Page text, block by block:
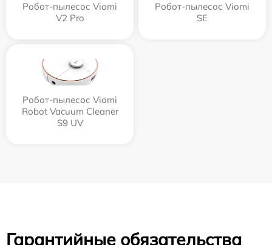
Робот-пылесос Viomi
V2 Pro
Робот-пылесос Viomi
SE
Робот-пылесос Viomi
Robot Vacuum Cleaner
S9 UV
Гарантийные обязательства